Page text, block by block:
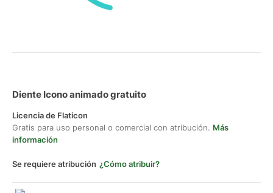
Diente Icono animado gratuito
Licencia de Flaticon
Gratis para uso personal o comercial con atribución. Más
información
Se requiere atribución ¿Cómo atribuir?